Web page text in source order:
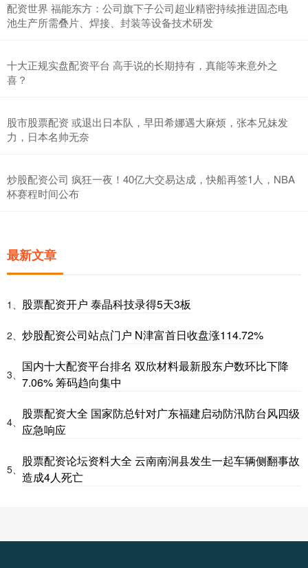
配资世界 福能东方：公司旗下子公司超业精密持续推进固态电
池生产所需叠片、焊接、封装等设备技术研发
十大正规实盘配资平台 高手说的长期持有，真能等来意外之
喜？
股市股票配资 或退出日本队，早田希娜遇大麻烦，张本兄妹发
力，日本名帅无奈
炒股配资公司 疯狂一夜！40亿大交易达成，快船再签1人，NBA
杯赛程时间公布
最新文章
1、 股票配资开户 泰晶科技录得5天3板
2、 炒股配资公司站点门户 N津富首日收盘涨114.72%
3、
国内十大配资平台排名 双欣材料最新股东户数环比下降
7.06% 筹码趋向集中
4、
股票配资大全 国家防总针对广东福建启动防汛防台风四级
应急响应
5、
股票配资论坛资料大全 云南南涧县发生一起车辆侧翻事故
造成4人死亡